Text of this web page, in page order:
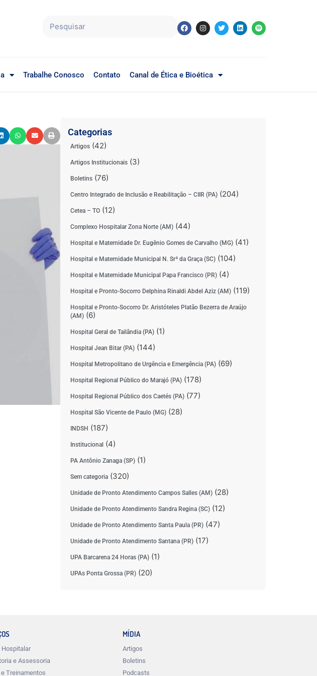
Trabalhe Conosco Contato Canal de Ética e Bioética
Categorias
Artigos(42)
Artigos Institucionais(3)
Boletins(76)
Centro Integrado de Inclusão e Reabilitação – CIIR (PA)(204)
Cetea – TO(12)
Complexo Hospitalar Zona Norte (AM)(44)
Hospital e Maternidade Dr. Eugênio Gomes de Carvalho (MG)(41)
Hospital e Maternidade Municipal N. Srª da Graça (SC)(104)
Hospital e Maternidade Municipal Papa Francisco (PR)(4)
Hospital e Pronto-Socorro Delphina Rinaldi Abdel Aziz (AM)(119)
Hospital e Pronto-Socorro Dr. Aristóteles Platão Bezerra de Araújo
(AM)(6)
Hospital Geral de Tailândia (PA)(1)
Hospital Jean Bitar (PA)(144)
Hospital Metropolitano de Urgência e Emergência (PA)(69)
Hospital Regional Público do Marajó (PA)(178)
Hospital Regional Público dos Caetés (PA)(77)
Hospital São Vicente de Paulo (MG)(28)
INDSH (187)
Institucional(4)
PA Antônio Zanaga (SP)(1)
Sem categoria(320)
Unidade de Pronto Atendimento Campos Salles (AM)(28)
Unidade de Pronto Atendimento Sandra Regina (SC)(12)
Unidade de Pronto Atendimento Santa Paula (PR)(47)
Unidade de Pronto Atendimento Santana (PR)(17)
UPA Barcarena 24 Horas (PA)(1)
UPAs Ponta Grossa (PR)(20)
Hospitalar
e Assessoria
Treinamentos
MÍDIA
Artigos
Boletins
Podcasts